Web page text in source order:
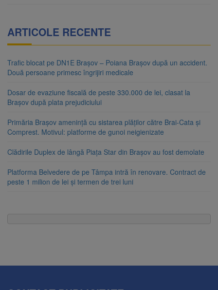
ARTICOLE RECENTE
Trafic blocat pe DN1E Brașov – Poiana Brașov după un accident.
Două persoane primesc îngrijiri medicale
Dosar de evaziune fiscală de peste 330.000 de lei, clasat la
Brașov după plata prejudiciului
Primăria Brașov amenință cu sistarea plăților către Brai-Cata și
Comprest. Motivul: platforme de gunoi neigienizate
Clădirile Duplex de lângă Piața Star din Brașov au fost demolate
Platforma Belvedere de pe Tâmpa intră în renovare. Contract de
peste 1 milion de lei și termen de trei luni